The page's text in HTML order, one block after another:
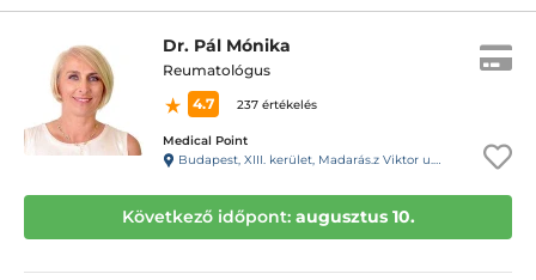
Dr. Pál Mónika
Reumatológus
4.7
237 értékelés
Medical Point
Budapest, XIII. kerület, Madarás.z Viktor u. 47-49. fszt
Következő időpont: augusztus 10.